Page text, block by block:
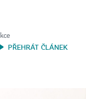
PŘEHRÁT ČLÁNEK